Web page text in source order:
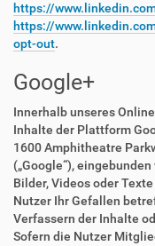
https://
https://
opt-out.
Google+
Innerhalb unseres
Inhalte der Plattform
1600 Amphitheatre
(„Google“),
Bilder, Videos oder
Nutzer Ihr Gefallen
Verfassern der Inhalte
Sofern die Nutzer